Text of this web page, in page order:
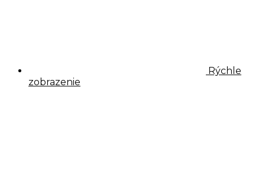
Rýchle
zobrazenie